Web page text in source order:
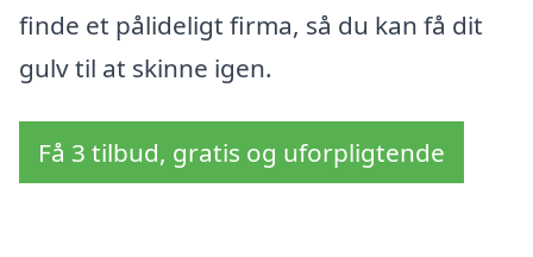
finde et pålideligt firma, så du kan få dit
gulv til at skinne igen.
Få 3 tilbud, gratis og uforpligtende